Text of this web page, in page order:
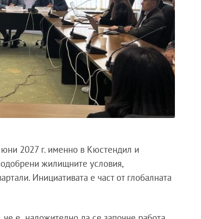
2027 г. именно в Кюстендил и
жилищните условия,
Инициативата е част от глобалната